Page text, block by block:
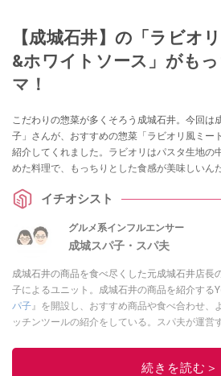
【成城石井】の「ラビオ
&ホワイトソース」がも
マ！
こだわりの惣菜が多くそろう成城石井。今回は
子」さんが、おすすめの惣菜「ラビオリ風ミー
紹介してくれました。ラビオリはパスタ生地の
めた料理で、もっちりとした食感が美味しいん
イチオシスト
グルメ系インフルエンサー
成城スパ子・スパ夫
成城石井の商品を食べ尽くした元成城石井店長
子によるユニット。成城石井の商品を紹介する
パ子』を開設し、おすすめ商品や食べ合わせ、
ッチンツールの紹介をしている。スパ夫が運
ィープな魅力を発信している。
続きを読む＞